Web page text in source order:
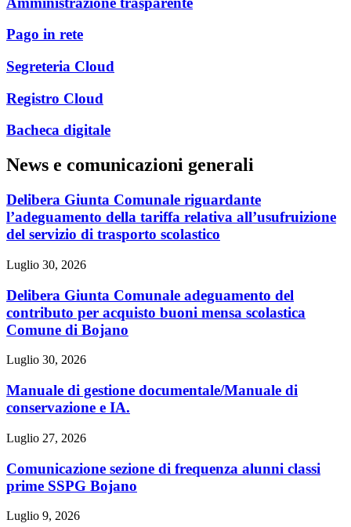
Pago in rete
Segreteria Cloud
Registro Cloud
Bacheca digitale
News e comunicazioni generali
Delibera Giunta Comunale riguardante
l’adeguamento della tariffa relativa all’usufruizione
del servizio di trasporto scolastico
Luglio 30, 2026
Delibera Giunta Comunale adeguamento del
contributo per acquisto buoni mensa scolastica
Comune di Bojano
Luglio 30, 2026
Manuale di gestione documentale/Manuale di
conservazione e IA.
Luglio 27, 2026
Comunicazione sezione di frequenza alunni classi
prime SSPG Bojano
Luglio 9, 2026